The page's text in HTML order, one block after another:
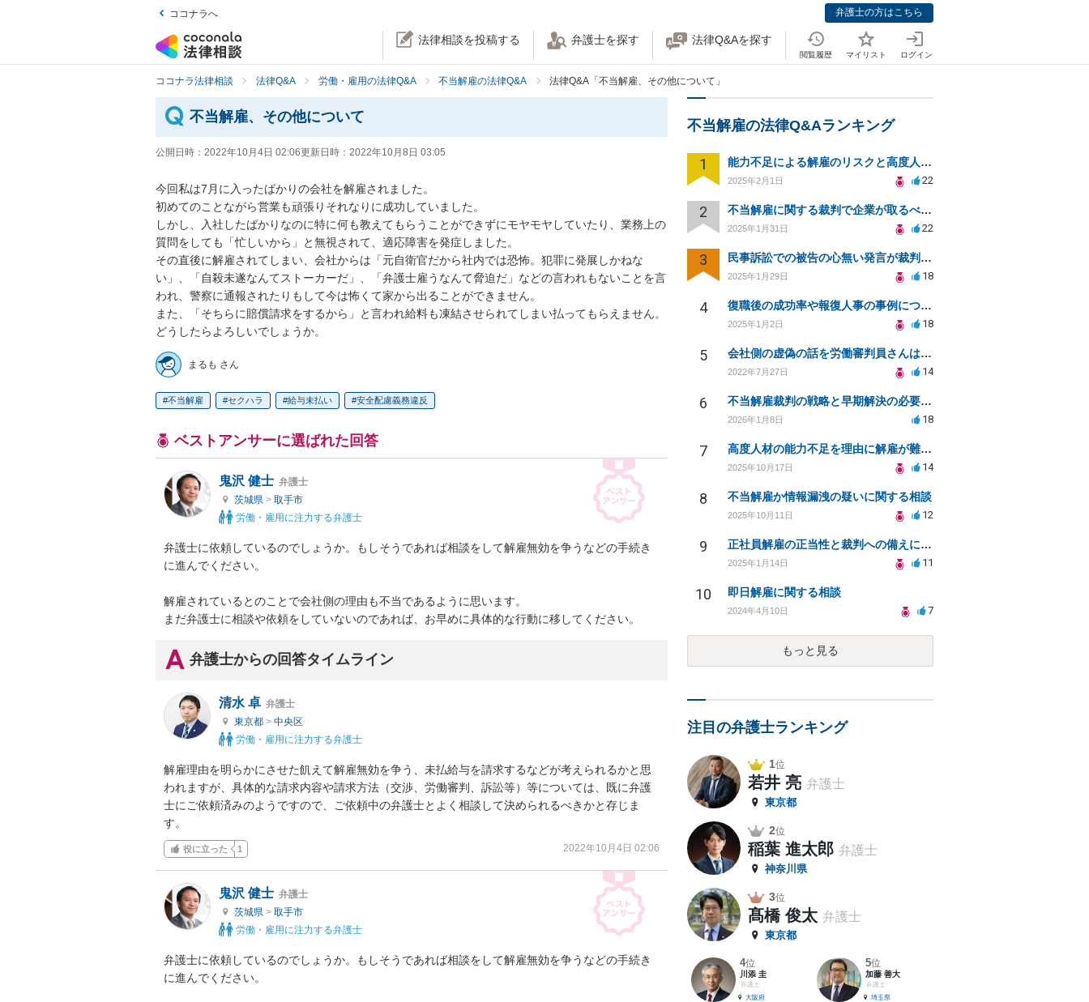
ココナラへ 弁護士の方はこちら
法律相談を投稿する 弁護士を探す 法律Q&Aを探す
閲覧履歴 マイリスト ログイン
ココナラ法律相談 法律Q&A 労働・雇用の法律Q&A 不当解雇の法律Q&A 法律Q&A「不当解雇、その他について」
不当解雇、その他について
公開日時： 2022年10月4日 02:06更新日時： 2022年10月8日 03:05
今回私は7月に入ったばかりの会社を解雇されました。
初めてのことながら営業も頑張りそれなりに成功していました。
しかし、入社したばかりなのに特に何も教えてもらうことができずにモヤモヤしていたり、業務上の
質問をしても「忙しいから」と無視されて、適応障害を発症しました。
その直後に解雇されてしまい、会社からは「元自衛官だから社内では恐怖。犯罪に発展しかねな
い」、「自殺未遂なんてストーカーだ」、「弁護士雇うなんて脅迫だ」などの言われもないことを言
われ、警察に通報されたりもして今は怖くて家から出ることができません。
また、「そちらに賠償請求をするから」と言われ給料も凍結させられてしまい払ってもらえません。
どうしたらよろしいでしょうか。
まるも さん
不当解雇 セクハラ 給与未払い 安全配慮義務違反
ベストアンサーに選ばれた回答
鬼沢 健士 弁護士
茨城県 > 取手市
労働・雇用に注力する弁護士
弁護士に依頼しているのでしょうか。もしそうであれば相談をして解雇無効を争うなどの手続き
に進んでください。
解雇されているとのことで会社側の理由も不当であるように思います。
まだ弁護士に相談や依頼をしていないのであれば、お早めに具体的な行動に移してください。
弁護士からの回答タイムライン
清水 卓 弁護士
東京都 > 中央区
労働・雇用に注力する弁護士
解雇理由を明らかにさせた飢えて解雇無効を争う、未払給与を請求するなどが考えられるかと思
われますが、具体的な請求内容や請求方法（交渉、労働審判、訴訟等）等については、既に弁護
士にご依頼済みのようですので、ご依頼中の弁護士とよく相談して決められるべきかと存じま
す。
役に立った 1 2022年10月4日 02:06
鬼沢 健士 弁護士
茨城県 > 取手市
労働・雇用に注力する弁護士
弁護士に依頼しているのでしょうか。もしそうであれば相談をして解雇無効を争うなどの手続き
に進んでください。
不当解雇の法律Q&Aランキング
1 能力不足による解雇のリスクと高度人材採用の注意点とは？
2025年2月1日 22
2 不当解雇に関する裁判で企業が取るべき対応とは？
2025年1月31日 22
3 民事訴訟での被告の心無い発言が裁判に与える影響は？
2025年1月29日 18
4 復職後の成功率や報復人事の事例について教えてください
2025年1月2日 18
5 会社側の虚偽の話を労働審判員さんは鵜呑みにして騙されてしまいました。
2022年7月27日 14
6 不当解雇裁判の戦略と早期解決の必要性についての相談
2026年1月8日 18
7 高度人材の能力不足を理由に解雇が難しいのはなぜ？
2025年10月17日 14
8 不当解雇か情報漏洩の疑いに関する相談
2025年10月11日 12
9 正社員解雇の正当性と裁判への備えについての相談
2025年1月14日 11
10 即日解雇に関する相談
2024年4月10日 7
もっと見る
注目の弁護士ランキング
1位
若井 亮 弁護士
東京都
2位
稲葉 進太郎 弁護士
神奈川県
3位
髙橋 俊太 弁護士
東京都
4位
川添 圭
弁護士
大阪府
5位
加藤 善大
弁護士
埼玉県